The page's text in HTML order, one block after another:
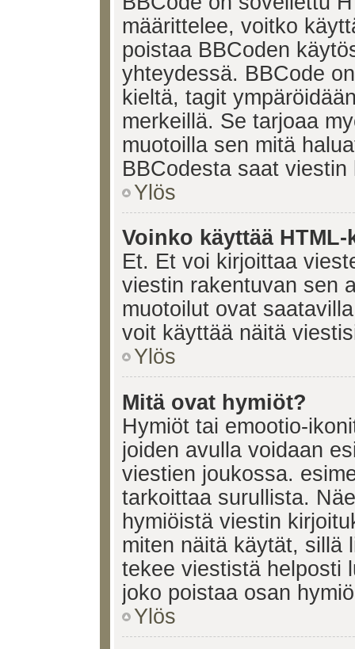
määrittelee, voitko
poistaa BBCoden
yhteydessä. BBCode
kieltä, tagit
merkeillä. Se tarjoaa
muotoilla sen mitä
BBCodesta saat
Ylös
Voinko käyttää
Et. Et voi kirjoittaa
viestin rakentuvan sen
muotoilut ovat
voit käyttää näitä
Ylös
Mitä ovat hymiöt?
Hymiöt tai emootio-
joiden avulla voidaan
viestien joukossa.
tarkoittaa surullista.
hymiöistä viestin
miten näitä käytät, sillä
tekee viestistä helposti
joko poistaa osan
Ylös